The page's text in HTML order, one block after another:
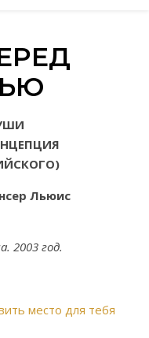
Льюис
2003 год.
место для тебя